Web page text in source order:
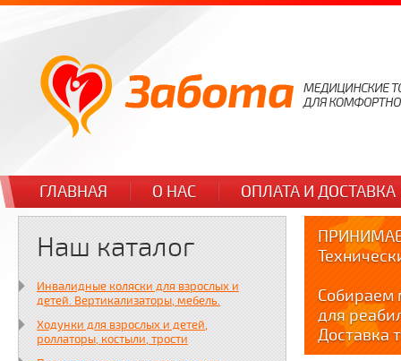
ГЛАВНАЯ О НАС ОПЛАТА И ДОСТАВКА
Наш каталог
Инвалидные коляски для взрослых и
детей. Вертикализаторы, мебель.
Ходунки для взрослых и детей,
роллаторы, костыли, трости
Собираем
для
Доставка
по тел.